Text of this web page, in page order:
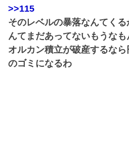
>>115
そのレベルの暴落なんてく
んてまだあってないもうなも
オルカン積立が破産するな
のゴミになるわ